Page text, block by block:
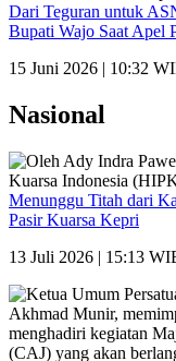
Dari Teguran untuk
Bupati Wajo Saat Apel
15 Juni 2026 | 10:32
Nasional
Menunggu Titah dari
Pasir Kuarsa Kepri
13 Juli 2026 | 15:13